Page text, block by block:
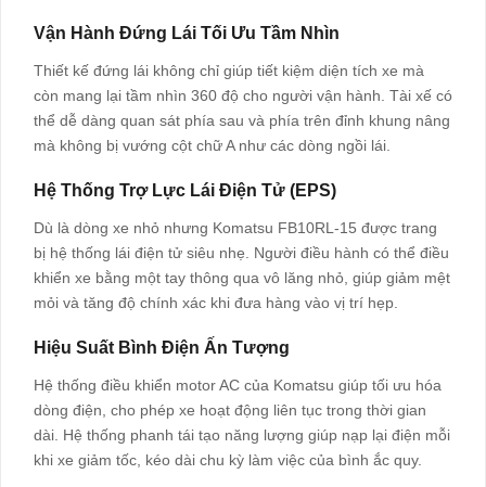
Vận Hành Đứng Lái Tối Ưu Tầm Nhìn
Thiết kế đứng lái không chỉ giúp tiết kiệm diện tích xe mà
còn mang lại tầm nhìn 360 độ cho người vận hành. Tài xế có
thể dễ dàng quan sát phía sau và phía trên đỉnh khung nâng
mà không bị vướng cột chữ A như các dòng ngồi lái.
Hệ Thống Trợ Lực Lái Điện Tử (EPS)
Dù là dòng xe nhỏ nhưng Komatsu FB10RL-15 được trang
bị hệ thống lái điện tử siêu nhẹ. Người điều hành có thể điều
khiển xe bằng một tay thông qua vô lăng nhỏ, giúp giảm mệt
mỏi và tăng độ chính xác khi đưa hàng vào vị trí hẹp.
Hiệu Suất Bình Điện Ấn Tượng
Hệ thống điều khiển motor AC của Komatsu giúp tối ưu hóa
dòng điện, cho phép xe hoạt động liên tục trong thời gian
dài. Hệ thống phanh tái tạo năng lượng giúp nạp lại điện mỗi
khi xe giảm tốc, kéo dài chu kỳ làm việc của bình ắc quy.